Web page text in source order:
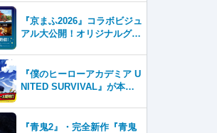
『京まふ2026』コラボビジュ
アル大公開！オリジナルグッ
『僕のヒーローアカデミア U
NITED SURVIVAL』が本日8
『青鬼2』・完全新作『青鬼